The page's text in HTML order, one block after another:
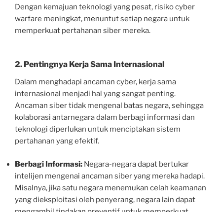
Dengan kemajuan teknologi yang pesat, risiko cyber
warfare meningkat, menuntut setiap negara untuk
memperkuat pertahanan siber mereka.
2. Pentingnya Kerja Sama Internasional
Dalam menghadapi ancaman cyber, kerja sama
internasional menjadi hal yang sangat penting.
Ancaman siber tidak mengenal batas negara, sehingga
kolaborasi antarnegara dalam berbagi informasi dan
teknologi diperlukan untuk menciptakan sistem
pertahanan yang efektif.
Berbagi Informasi: Negara-negara dapat bertukar
intelijen mengenai ancaman siber yang mereka hadapi.
Misalnya, jika satu negara menemukan celah keamanan
yang dieksploitasi oleh penyerang, negara lain dapat